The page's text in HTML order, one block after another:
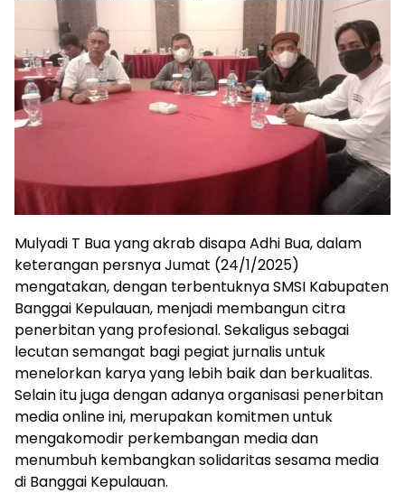
Mulyadi T Bua yang akrab disapa Adhi Bua, dalam
keterangan persnya Jumat (24/1/2025)
mengatakan, dengan terbentuknya SMSI Kabupaten
Banggai Kepulauan, menjadi membangun citra
penerbitan yang profesional. Sekaligus sebagai
lecutan semangat bagi pegiat jurnalis untuk
menelorkan karya yang lebih baik dan berkualitas.
Selain itu juga dengan adanya organisasi penerbitan
media online ini, merupakan komitmen untuk
mengakomodir perkembangan media dan
menumbuh kembangkan solidaritas sesama media
di Banggai Kepulauan.